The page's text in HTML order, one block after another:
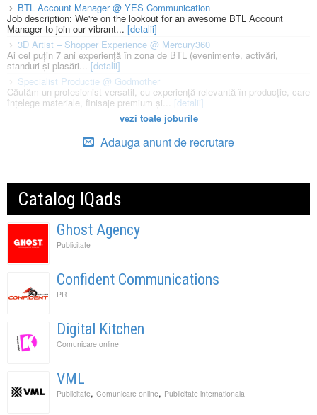
BTL Account Manager @ YES Communication
Job description: We're on the lookout for an awesome BTL Account
Manager to join our vibrant... [detalii]
3D Artist – Shopper Experience @ Mercury360
Ai cel puțin 7 ani experiență în zona de BTL (evenimente, activări,
standuri și plasări... [detalii]
Specialist Productie @ Godmother
Căutăm un profesionist versatil, cu experiență relevantă în producție, care
înțelege materiale, finisaje premium și... [detalii]
vezi toate joburile
Adauga anunt de recrutare
Catalog IQads
Ghost Agency
Publicitate
Confident Communications
PR
Digital Kitchen
Comunicare online
VML
Publicitate, Comunicare online, Publicitate internationala